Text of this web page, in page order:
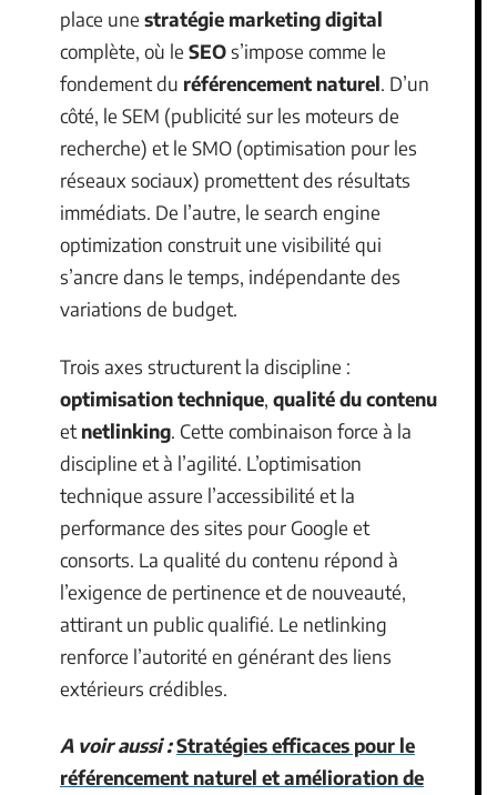
place une stratégie marketing digital
complète, où le SEOs’impose comme le
fondement du référencement naturel. D’un
côté, le SEM (publicité sur les moteurs de
recherche) et le SMO (optimisation pour les
réseaux sociaux) promettent des résultats
immédiats. De l’autre, le search engine
optimization construit une visibilité qui
s’ancre dans le temps, indépendante des
variations de budget.
Trois axes structurent la discipline :
optimisation technique, qualité du contenu
et netlinking. Cette combinaison force à la
discipline et à l’agilité. L’optimisation
technique assure l’accessibilité et la
performance des sites pour Google et
consorts. La qualité du contenu répond à
l’exigence de pertinence et de nouveauté,
attirant un public qualifié. Le netlinking
renforce l’autorité en générant des liens
extérieurs crédibles.
A voir aussi :Stratégies efficaces pour le
référencement naturel et amélioration de